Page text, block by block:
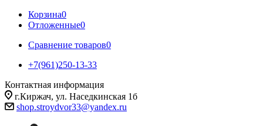
Корзина0
Отложенные0
Сравнение товаров0
+7(961)250-13-33
Контактная информация
г.Киржач, ул. Наседкинская 1б
shop.stroydvor33@yandex.ru